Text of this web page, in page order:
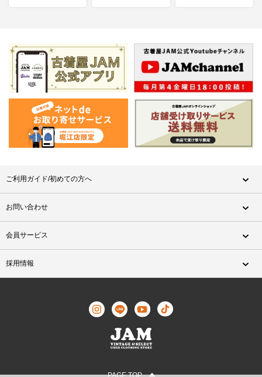
ご利用ガイド/初めての方へ
お問い合わせ
会員サービス
採用情報
PAGE TOP